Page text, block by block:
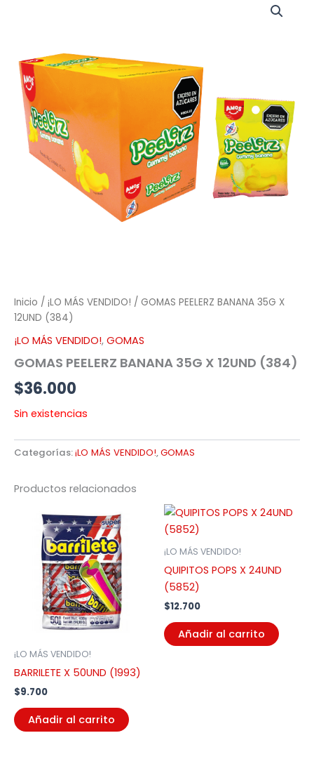
Inicio / ¡LO MÁS VENDIDO! / GOMAS PEELERZ BANANA 35G X
12UND (384)
¡LO MÁS VENDIDO!, GOMAS
GOMAS PEELERZ BANANA 35G X 12UND (384)
$36.000
Sin existencias
Categorías:¡LO MÁS VENDIDO!,GOMAS
Productos relacionados
¡LO MÁS VENDIDO!
BARRILETE X 50UND (1993)
$9.700
Añadir al carrito
¡LO MÁS VENDIDO!
QUIPITOS POPS X 24UND
(5852)
$12.700
Añadir al carrito